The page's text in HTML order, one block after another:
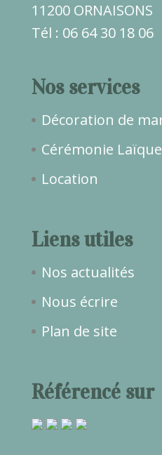
11200 ORNAISONS
Tél : 06 64 30 18 06
Nos services
Décoration de
Cérémonie Laïque
Location
Liens utiles
Nos actualités
Nous écrire
Plan de site
Référencé sur